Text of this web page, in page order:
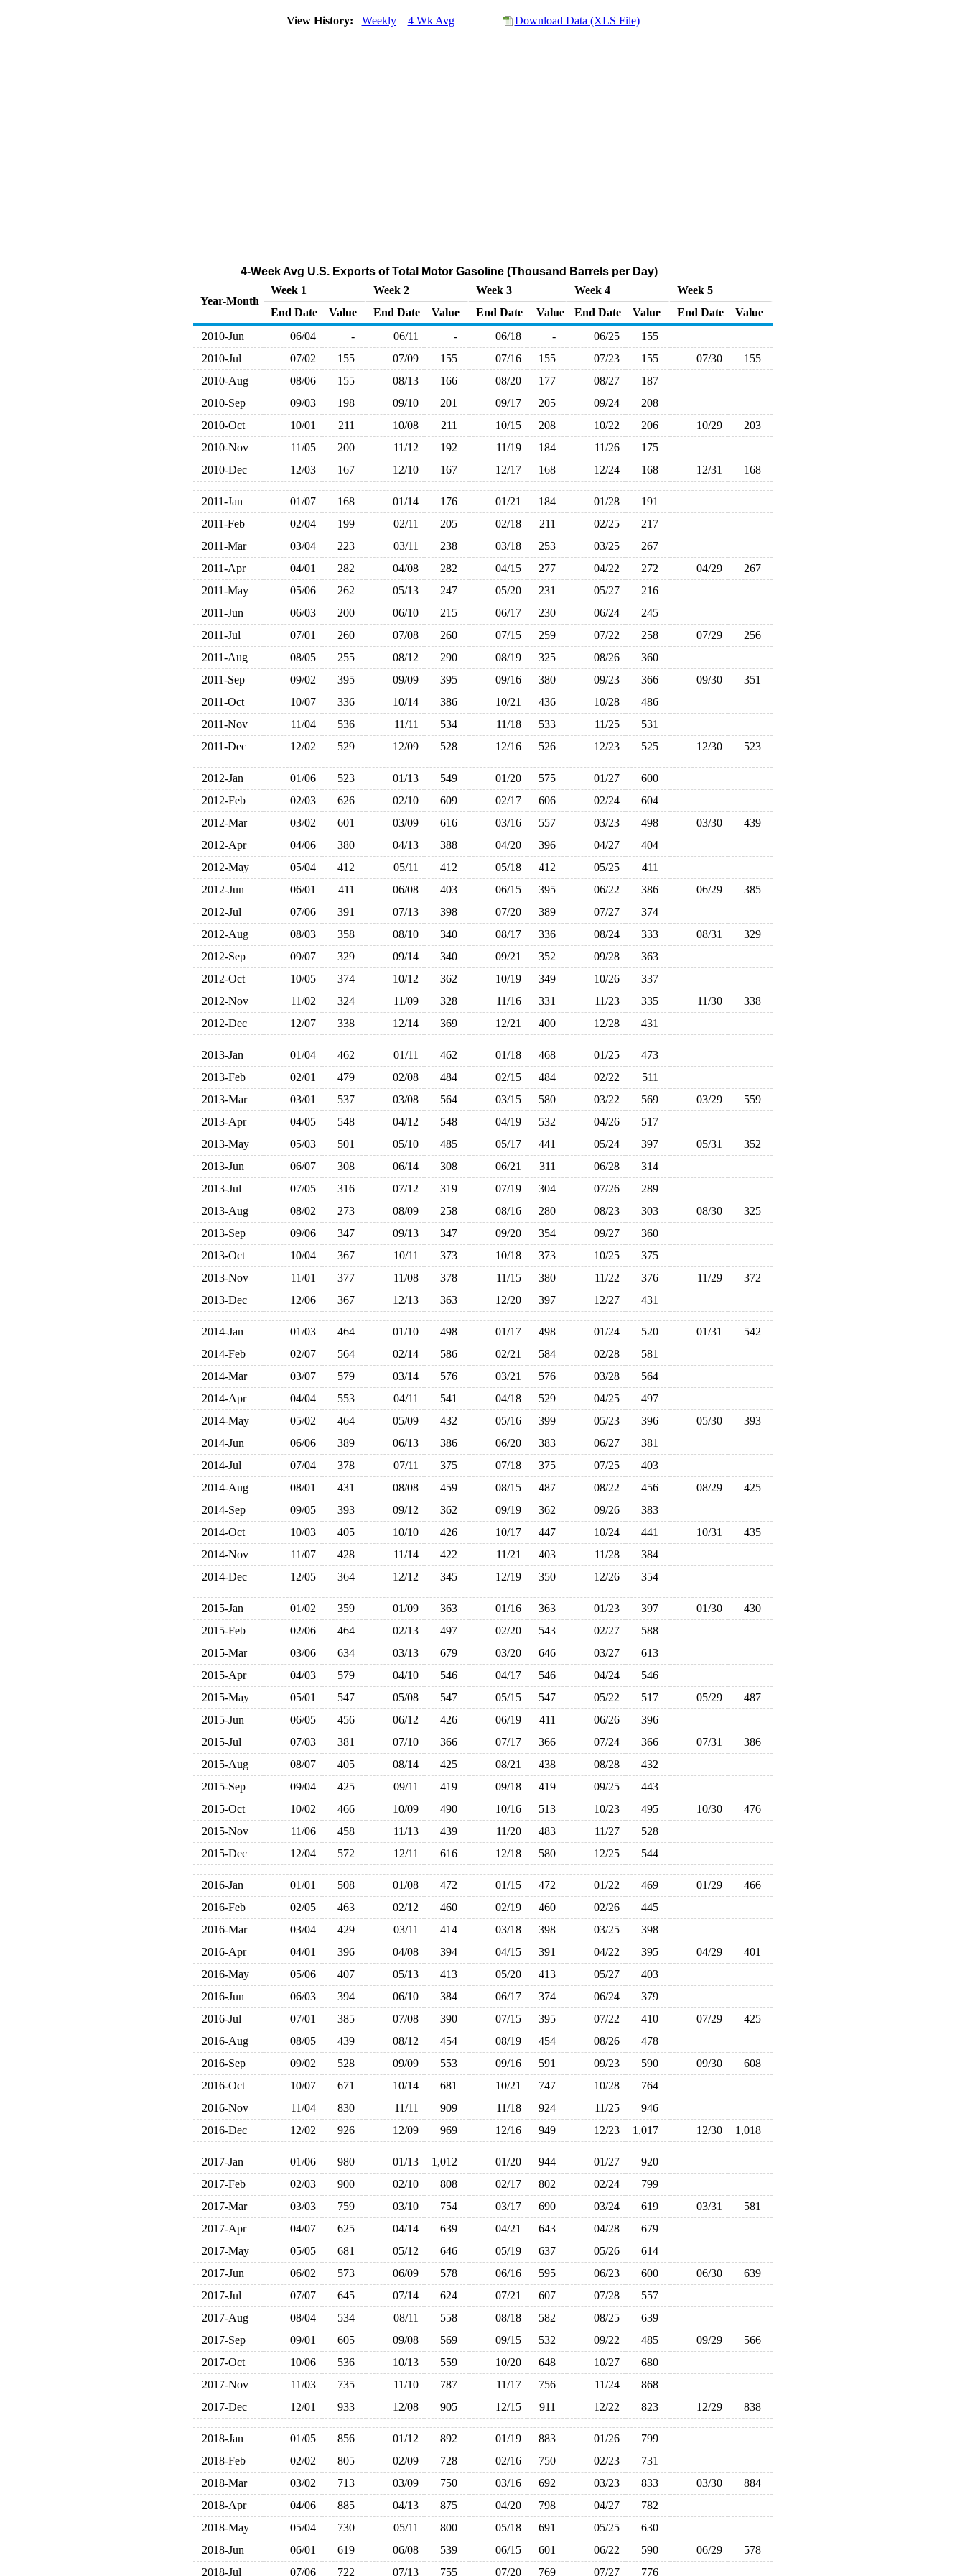
View History: Weekly 4 Wk Avg Download Data (XLS File)
4-Week Avg U.S. Exports of Total Motor Gasoline (Thousand Barrels per Day)
Year-Month
Week 1 Week 2 Week 3 Week 4
Week 5
End Date
Value End Date Value End Date Value End Date Value End Date
Value
2010-Jun
06/04 - 06/11 - 06/18 - 06/25
155
2010-Jul
07/02 155 07/09 155 07/16 155 07/23 155 07/30
155
2010-Aug
08/06 155 08/13 166 08/20 177 08/27
187
2010-Sep
09/03 198 09/10 201 09/17 205 09/24
208
2010-Oct
10/01 211 10/08 211 10/15 208 10/22 206 10/29
203
2010-Nov
11/05 200 11/12 192 11/19 184 11/26
175
2010-Dec
12/03 167 12/10 167 12/17 168 12/24 168 12/31 168
2011-Jan 01/07 168 01/14 176 01/21 184 01/28
191
2011-Feb
02/04 199 02/11 205 02/18 211 02/25
217
2011-Mar
03/04 223 03/11 238 03/18 253 03/25
267
2011-Apr
04/01 282 04/08 282 04/15 277 04/22 272 04/29
267
2011-May
05/06 262 05/13 247 05/20 231 05/27
216
2011-Jun
06/03 200 06/10 215 06/17 230 06/24
245
2011-Jul
07/01 260 07/08 260 07/15 259 07/22 258 07/29
256
2011-Aug
08/05 255 08/12 290 08/19 325 08/26
360
2011-Sep
09/02 395 09/09 395 09/16 380 09/23 366 09/30
351
2011-Oct
10/07 336 10/14 386 10/21 436 10/28
486
2011-Nov
11/04 536 11/11 534 11/18 533 11/25
531
2011-Dec
12/02 529 12/09 528 12/16 526 12/23 525 12/30 523
2012-Jan 01/06 523 01/13 549 01/20 575 01/27
600
2012-Feb
02/03 626 02/10 609 02/17 606 02/24
604
2012-Mar
03/02 601 03/09 616 03/16 557 03/23 498 03/30
439
2012-Apr
04/06 380 04/13 388 04/20 396 04/27
404
2012-May
05/04 412 05/11 412 05/18 412 05/25
411
2012-Jun
06/01 411 06/08 403 06/15 395 06/22 386 06/29
385
2012-Jul
07/06 391 07/13 398 07/20 389 07/27
374
2012-Aug
08/03 358 08/10 340 08/17 336 08/24 333 08/31
329
2012-Sep
09/07 329 09/14 340 09/21 352 09/28
363
2012-Oct
10/05 374 10/12 362 10/19 349 10/26
337
2012-Nov
11/02 324 11/09 328 11/16 331 11/23 335 11/30
338
2012-Dec
12/07 338 12/14 369 12/21 400 12/28 431
2013-Jan 01/04 462 01/11 462 01/18 468 01/25
473
2013-Feb
02/01 479 02/08 484 02/15 484 02/22
511
2013-Mar
03/01 537 03/08 564 03/15 580 03/22 569 03/29
559
2013-Apr
04/05 548 04/12 548 04/19 532 04/26
517
2013-May
05/03 501 05/10 485 05/17 441 05/24 397 05/31
352
2013-Jun
06/07 308 06/14 308 06/21 311 06/28
314
2013-Jul
07/05 316 07/12 319 07/19 304 07/26
289
2013-Aug
08/02 273 08/09 258 08/16 280 08/23 303 08/30
325
2013-Sep
09/06 347 09/13 347 09/20 354 09/27
360
2013-Oct
10/04 367 10/11 373 10/18 373 10/25
375
2013-Nov
11/01 377 11/08 378 11/15 380 11/22 376 11/29
372
2013-Dec
12/06 367 12/13 363 12/20 397 12/27 431
2014-Jan 01/03 464 01/10 498 01/17 498 01/24 520 01/31
542
2014-Feb
02/07 564 02/14 586 02/21 584 02/28
581
2014-Mar
03/07 579 03/14 576 03/21 576 03/28
564
2014-Apr
04/04 553 04/11 541 04/18 529 04/25
497
2014-May
05/02 464 05/09 432 05/16 399 05/23 396 05/30
393
2014-Jun
06/06 389 06/13 386 06/20 383 06/27
381
2014-Jul
07/04 378 07/11 375 07/18 375 07/25
403
2014-Aug
08/01 431 08/08 459 08/15 487 08/22 456 08/29
425
2014-Sep
09/05 393 09/12 362 09/19 362 09/26
383
2014-Oct
10/03 405 10/10 426 10/17 447 10/24 441 10/31
435
2014-Nov
11/07 428 11/14 422 11/21 403 11/28
384
2014-Dec
12/05 364 12/12 345 12/19 350 12/26 354
2015-Jan 01/02 359 01/09 363 01/16 363 01/23 397 01/30
430
2015-Feb
02/06 464 02/13 497 02/20 543 02/27
588
2015-Mar
03/06 634 03/13 679 03/20 646 03/27
613
2015-Apr
04/03 579 04/10 546 04/17 546 04/24
546
2015-May
05/01 547 05/08 547 05/15 547 05/22 517 05/29
487
2015-Jun
06/05 456 06/12 426 06/19 411 06/26
396
2015-Jul
07/03 381 07/10 366 07/17 366 07/24 366 07/31
386
2015-Aug
08/07 405 08/14 425 08/21 438 08/28
432
2015-Sep
09/04 425 09/11 419 09/18 419 09/25
443
2015-Oct
10/02 466 10/09 490 10/16 513 10/23 495 10/30
476
2015-Nov
11/06 458 11/13 439 11/20 483 11/27
528
2015-Dec
12/04 572 12/11 616 12/18 580 12/25 544
2016-Jan 01/01 508 01/08 472 01/15 472 01/22 469 01/29
466
2016-Feb
02/05 463 02/12 460 02/19 460 02/26
445
2016-Mar
03/04 429 03/11 414 03/18 398 03/25
398
2016-Apr
04/01 396 04/08 394 04/15 391 04/22 395 04/29
401
2016-May
05/06 407 05/13 413 05/20 413 05/27
403
2016-Jun
06/03 394 06/10 384 06/17 374 06/24
379
2016-Jul
07/01 385 07/08 390 07/15 395 07/22 410 07/29
425
2016-Aug
08/05 439 08/12 454 08/19 454 08/26
478
2016-Sep
09/02 528 09/09 553 09/16 591 09/23 590 09/30
608
2016-Oct
10/07 671 10/14 681 10/21 747 10/28
764
2016-Nov
11/04 830 11/11 909 11/18 924 11/25
946
2016-Dec
12/02 926 12/09 969 12/16 949 12/23 1,017 12/30 1,018
2017-Jan 01/06 980 01/13 1,012 01/20 944 01/27
920
2017-Feb
02/03 900 02/10 808 02/17 802 02/24
799
2017-Mar
03/03 759 03/10 754 03/17 690 03/24 619 03/31
581
2017-Apr
04/07 625 04/14 639 04/21 643 04/28
679
2017-May
05/05 681 05/12 646 05/19 637 05/26
614
2017-Jun
06/02 573 06/09 578 06/16 595 06/23 600 06/30
639
2017-Jul
07/07 645 07/14 624 07/21 607 07/28
557
2017-Aug
08/04 534 08/11 558 08/18 582 08/25
639
2017-Sep
09/01 605 09/08 569 09/15 532 09/22 485 09/29
566
2017-Oct
10/06 536 10/13 559 10/20 648 10/27
680
2017-Nov
11/03 735 11/10 787 11/17 756 11/24
868
2017-Dec
12/01 933 12/08 905 12/15 911 12/22 823 12/29 838
2018-Jan 01/05 856 01/12 892 01/19 883 01/26
799
2018-Feb
02/02 805 02/09 728 02/16 750 02/23
731
2018-Mar
03/02 713 03/09 750 03/16 692 03/23 833 03/30
884
2018-Apr
04/06 885 04/13 875 04/20 798 04/27
782
2018-May
05/04 730 05/11 800 05/18 691 05/25
630
2018-Jun
06/01 619 06/08 539 06/15 601 06/22 590 06/29
578
2018-Jul
07/06 722 07/13 755 07/20 769 07/27 776